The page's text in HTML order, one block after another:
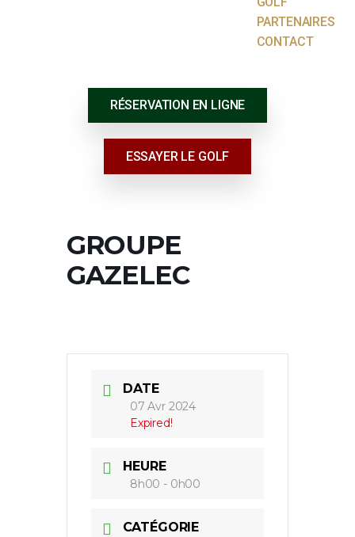
PARTENAIRES
CONTACT
RÉSERVATION EN LIGNE
ESSAYER LE GOLF
GROUPE
GAZELEC
DATE
07 Avr 2024
Expired!
HEURE
8h00 - 0h00
CATÉGORIE